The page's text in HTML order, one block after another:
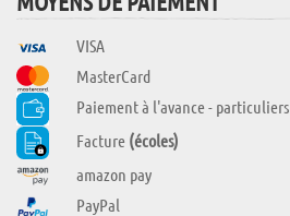
VISA
MasterCard
Paiement à l'avance - particuliers
Facture (écoles)
amazon pay
PayPal